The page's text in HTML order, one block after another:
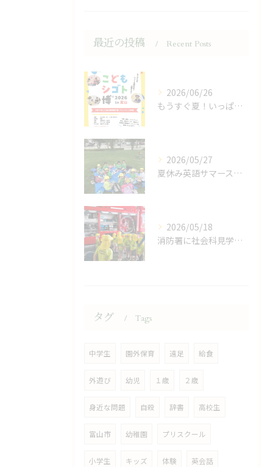
最近の投稿 Recent Posts
2026/06/26
もうすぐ夏！いっぱい体験の夏！
2026/05/27
夏休み英語サマースクールで英語力UP
2026/05/18
消防署に社会科見学に行ってきました！
タグ Tags
中学生 園外保育 遠足 給食
外遊び 幼児 １歳 ２歳
身近な問題 自殺 辞書 高校生
富山市 幼稚園 プリスクール
小学生 キッズ 体験 英会話